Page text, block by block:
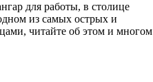
для работы, в столице
из самых острых и
читайте об этом и многом